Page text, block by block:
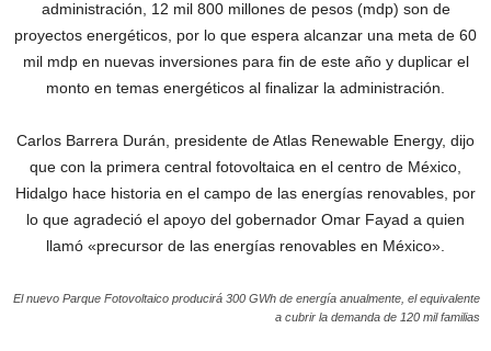
administración, 12 mil 800 millones de pesos (mdp) son de
proyectos energéticos, por lo que espera alcanzar una meta de 60
mil mdp en nuevas inversiones para fin de este año y duplicar el
monto en temas energéticos al finalizar la administración.
Carlos Barrera Durán, presidente de Atlas Renewable Energy, dijo
que con la primera central fotovoltaica en el centro de México,
Hidalgo hace historia en el campo de las energías renovables, por
lo que agradeció el apoyo del gobernador Omar Fayad a quien
llamó «precursor de las energías renovables en México».
El nuevo Parque Fotovoltaico producirá 300 GWh de energía anualmente, el equivalente
a cubrir la demanda de 120 mil familias